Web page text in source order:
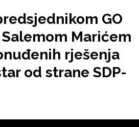
GO
Salemom Marićem
rješenja
od strane SDP-